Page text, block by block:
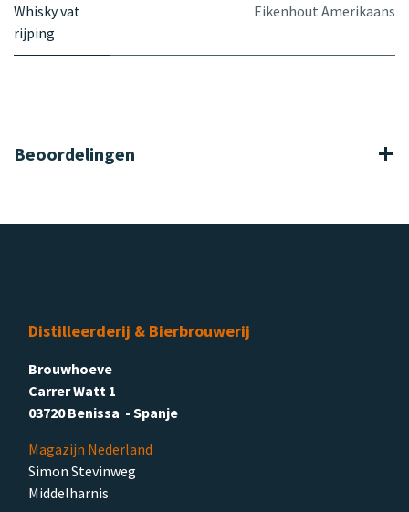
Whisky vat
rijping
Eikenhout Amerikaans
Beoordelingen
Distilleerderij & Bierbrouwerij
Brouwhoeve
Carrer Watt 1
03720 Benissa - Spanje
Magazijn Nederland
Simon Stevinweg
Middelharnis